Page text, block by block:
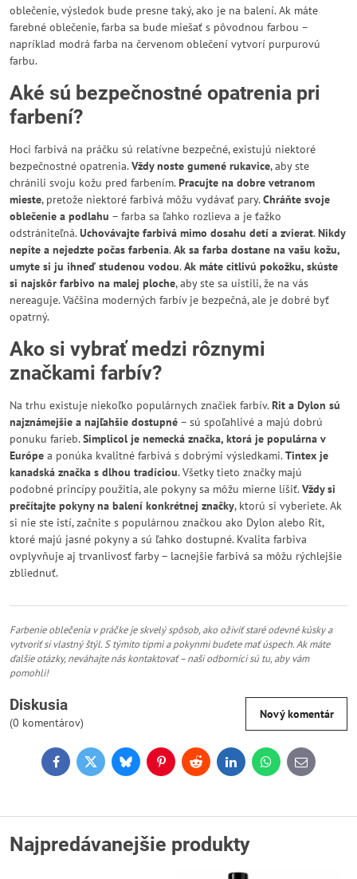
oblečenie, výsledok bude presne taký, ako je na balení. Ak máte
farebné oblečenie, farba sa bude miešať s pôvodnou farbou –
napríklad modrá farba na červenom oblečení vytvorí purpurovú
farbu.
Aké sú bezpečnostné opatrenia pri
farbení?
Hoci farbivá na práčku sú relatívne bezpečné, existujú niektoré
bezpečnostné opatrenia.Vždy noste gumené rukavice, aby ste
chránili svoju kožu pred farbením.Pracujte na dobre vetranom
mieste, pretože niektoré farbivá môžu vydávať pary.Chráňte svoje
oblečenie a podlahu – farba sa ľahko rozlieva a je ťažko
odstrániteľná.Uchovávajte farbivá mimo dosahu detí a zvierat.Nikdy
nepite a nejedzte počas farbenia.Ak sa farba dostane na vašu kožu,
umyte si ju ihneď studenou vodou.Ak máte citlivú pokožku, skúste
si najskôr farbivo na malej ploche, aby ste sa uistili, že na vás
nereaguje. Väčšina moderných farbív je bezpečná, ale je dobré byť
opatrný.
Ako si vybrať medzi rôznymi
značkami farbív?
Na trhu existuje niekoľko populárnych značiek farbív.Rit a Dylon sú
najznámejšie a najľahšie dostupné – sú spoľahlivé a majú dobrú
ponuku farieb.Simplicol je nemecká značka, ktorá je populárna v
Európe a ponúka kvalitné farbivá s dobrými výsledkami.Tintex je
kanadská značka s dlhou tradíciou. Všetky tieto značky majú
podobné princípy použitia, ale pokyny sa môžu mierne líšiť.Vždy si
prečítajte pokyny na balení konkrétnej značky, ktorú si vyberiete. Ak
si nie ste istí, začnite s populárnou značkou ako Dylon alebo Rit,
ktoré majú jasné pokyny a sú ľahko dostupné. Kvalita farbiva
ovplyvňuje aj trvanlivosť farby – lacnejšie farbivá sa môžu rýchlejšie
zbliednuť.
Farbenie oblečenia v práčke je skvelý spôsob, ako oživiť staré odevné kúsky a
vytvoriť si vlastný štýl. S týmito tipmi a pokynmi budete mať úspech. Ak máte
ďalšie otázky, neváhajte nás kontaktovať – naši odborníci sú tu, aby vám
pomohli!
Diskusia
(0 komentárov)
Nový komentár
FacebookTwitterBlueskyPinterestReddit LinkedInWhatsApp
E-
mail
Najpredávanejšie produkty